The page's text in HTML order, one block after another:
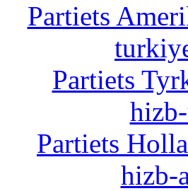
Partiets
Partiets
Partiets
hizb-